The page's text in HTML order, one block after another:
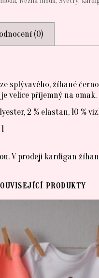
(0)
splývavého, žíhané
velice příjemný na omak.
2 % elastan, 10 %
V prodeji kardigan
PRODUKTY